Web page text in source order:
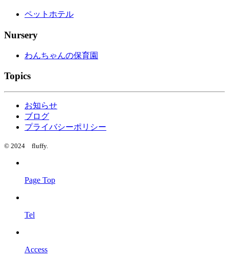
ペットホテル
Nursery
わんちゃんの保育園
Topics
お知らせ
ブログ
プライバシーポリシー
© 2024 fluffy.
Page Top
Tel
Access